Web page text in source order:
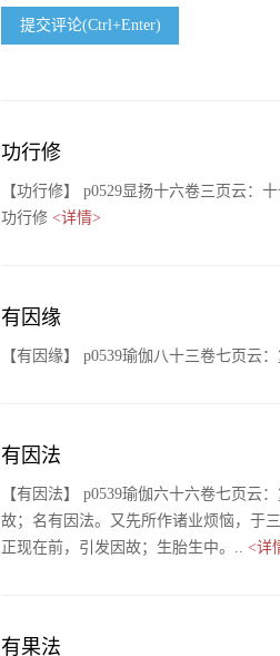
提交评论(Ctrl+Enter)
功行修
【功行修】 p0529显扬十六卷三页云：
功行修 <详情>
有因缘
【有因缘】 p0539瑜伽八十三卷七页云
有因法
【有因法】 p0539瑜伽六十六卷七页云
故；名有因法。又先所作诸业烦恼，于
正现在前，引发因故；生胎生中。.. <详
有果法